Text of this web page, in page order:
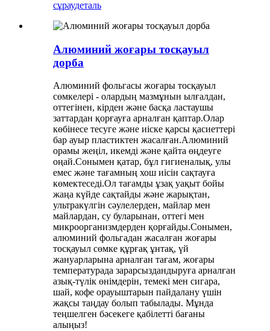
сұраудеталь
Алюминий жоғары тосқауыл
дорба
Алюминий фольгасы жоғары тосқауыл
сөмкелері - олардың мазмұнын ылғалдан,
оттегінен, кірден және басқа ластаушы
заттардан қорғауға арналған қаптар.Олар
көбінесе тесуге және иіске қарсы қасиеттері
бар ауыр пластиктен жасалған.Алюминий
орамы жеңіл, икемді және қайта өңдеуге
оңай.Сонымен қатар, бұл гигиеналық, улы
емес және тағамның хош иісін сақтауға
көмектеседі.Ол тағамды ұзақ уақыт бойы
жаңа күйде сақтайды және жарықтан,
ультракүлгін сәулелерден, майлар мен
майлардан, су буларынан, оттегі мен
микроорганизмдерден қорғайды.Сонымен,
алюминий фольгадан жасалған жоғары
тосқауыл сөмке құрғақ ұнтақ, үй
жануарларына арналған тағам, жоғары
температурада зарарсыздандыруға арналған
азық-түлік өнімдерін, темекі мен сигара,
шай, кофе орауыштарын пайдалану үшін
жақсы таңдау болып табылады. Мұнда
теңшелген бәсекеге қабілетті бағаны
алыңыз!